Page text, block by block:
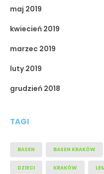
maj 2019
kwiecień 2019
marzec 2019
luty 2019
grudzień 2018
TAGI
BASEN BASEN KRAKÓW
DZIECI KRAKÓW